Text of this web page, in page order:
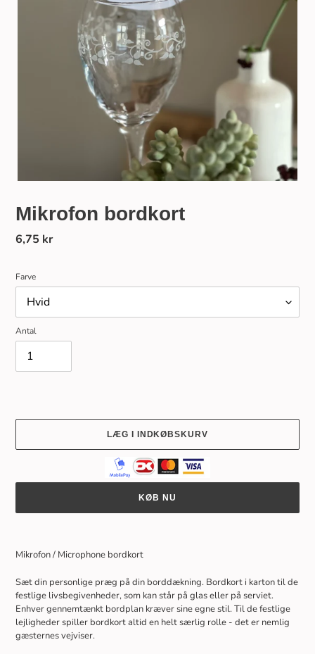
Mikrofon bordkort
Normalpris
6,75 kr
Farve
Antal
LÆG I INDKØBSKURV
KØB NU
i
indkøbskurv
Mikrofon / Microphone bordkort
Sæt din personlige præg på din borddækning. Bordkort i karton til de
festlige livsbegivenheder, som kan står på glas eller på serviet.
Enhver gennemtænkt bordplan kræver sine egne stil. Til de festlige
lejligheder spiller bordkort altid en helt særlig rolle - det er nemlig
gæsternes vejviser.